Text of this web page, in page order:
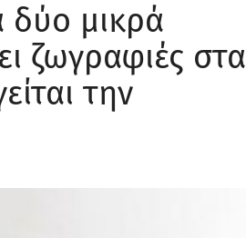
δύο μικρά
ζωγραφιές στα
την